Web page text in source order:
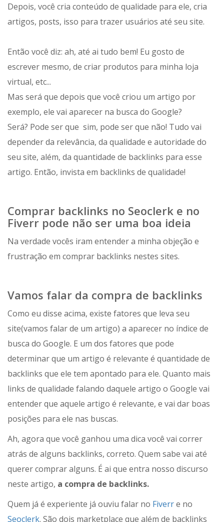
Depois, você cria conteúdo de qualidade para ele, cria
artigos, posts, isso para trazer usuários até seu site.
Então você diz: ah, até ai tudo bem! Eu gosto de
escrever mesmo, de criar produtos para minha loja
virtual, etc...
Mas será que depois que você criou um artigo por
exemplo, ele vai aparecer na busca do Google?
Será? Pode ser que sim, pode ser que não! Tudo vai
depender da relevância, da qualidade e autoridade do
seu site, além, da quantidade de backlinks para esse
artigo. Então, invista em backlinks de qualidade!
Comprar backlinks no Seoclerk e no
Fiverr pode não ser uma boa ideia
Na verdade vocês iram entender a minha objeção e
frustração em comprar backlinks nestes sites.
Vamos falar da compra de backlinks
Como eu disse acima, existe fatores que leva seu
site(vamos falar de um artigo) a aparecer no índice de
busca do Google. E um dos fatores que pode
determinar que um artigo é relevante é quantidade de
backlinks que ele tem apontado para ele. Quanto mais
links de qualidade falando daquele artigo o Google vai
entender que aquele artigo é relevante, e vai dar boas
posições para ele nas buscas.
Ah, agora que você ganhou uma dica você vai correr
atrás de alguns backlinks, correto. Quem sabe vai até
querer comprar alguns. É ai que entra nosso discurso
neste artigo, a compra de backlinks.
Quem já é experiente já ouviu falar no Fiverre no
Seoclerk. São dois marketplace que além de backlinks